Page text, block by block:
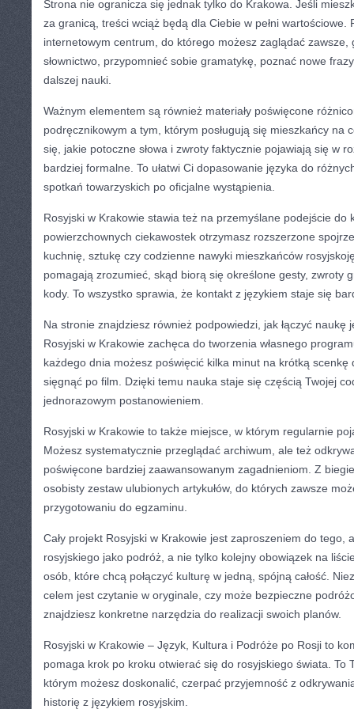
Strona nie ogranicza się jednak tylko do Krakowa. Jeśli
za granicą, treści wciąż będą dla Ciebie w pełni wartościowe.
internetowym centrum, do którego możesz zaglądać zawsze,
słownictwo, przypomnieć sobie gramatykę, poznać nowe
dalszej nauki.
Ważnym elementem są również materiały poświęcone
podręcznikowym a tym, którym posługują się mieszkańcy na
się, jakie potoczne słowa i zwroty faktycznie pojawiają się w
bardziej formalne. To ułatwi Ci dopasowanie języka do
spotkań towarzyskich po oficjalne wystąpienia.
Rosyjski w Krakowie stawia też na przemyślane podejście do
powierzchownych ciekawostek otrzymasz rozszerzone
kuchnię, sztukę czy codzienne nawyki mieszkańców
pomagają zrozumieć, skąd biorą się określone gesty, zwroty
kody. To wszystko sprawia, że kontakt z językiem staje się
Na stronie znajdziesz również podpowiedzi, jak łączyć naukę
Rosyjski w Krakowie zachęca do tworzenia własnego
każdego dnia możesz poświęcić kilka minut na krótką scenkę
sięgnąć po film. Dzięki temu nauka staje się częścią Twojej
jednorazowym postanowieniem.
Rosyjski w Krakowie to także miejsce, w którym regularnie
Możesz systematycznie przeglądać archiwum, ale też
poświęcone bardziej zaawansowanym zagadnieniom. Z
osobisty zestaw ulubionych artykułów, do których zawsze
przygotowaniu do egzaminu.
Cały projekt Rosyjski w Krakowie jest zaproszeniem do tego,
rosyjskiego jako podróż, a nie tylko kolejny obowiązek na
osób, które chcą połączyć kulturę w jedną, spójną całość.
celem jest czytanie w oryginale, czy może bezpieczne
znajdziesz konkretne narzędzia do realizacji swoich planów.
Rosyjski w Krakowie – Język, Kultura i Podróże po Rosji to
pomaga krok po kroku otwierać się do rosyjskiego świata. To
którym możesz doskonalić, czerpać przyjemność z
historię z językiem rosyjskim.